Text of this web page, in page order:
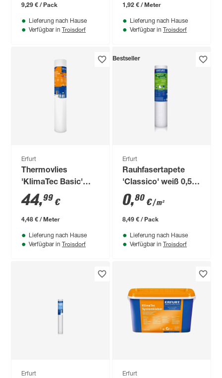
9,29 € / Pack
Lieferung nach Hause
Verfügbar in Troisdorf
1,92 € / Meter
Lieferung nach Hause
Verfügbar in Troisdorf
Erfurt
Thermovlies
'KlimaTec Basic'
weiß 0,75 x 10 m
44,99 €
4,48 € / Meter
Lieferung nach Hause
Verfügbar in Troisdorf
Bestseller
Erfurt
Rauhfasertapete
'Classico' weiß 0,53
x 20 m
0,80 €/ m²
8,49 € / Pack
Lieferung nach Hause
Verfügbar in Troisdorf
Erfurt Erfurt